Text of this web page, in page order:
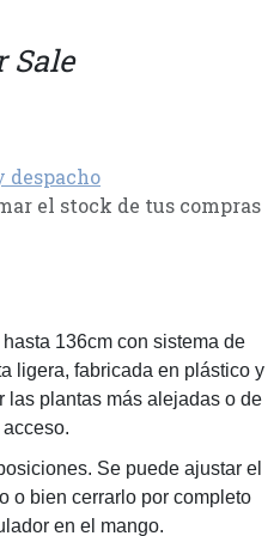
Sale
despacho
el stock de tus compras
136cm con sistema de
ligera, fabricada en plástico y
las plantas más alejadas o de
Se puede ajustar el
o bien cerrarlo por completo
en el mango.